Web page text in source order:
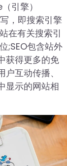
引擎）
，即搜索引擎
在有关搜索引
;SEO包含站外
获得更多的免
互动传播、
显示的网站相